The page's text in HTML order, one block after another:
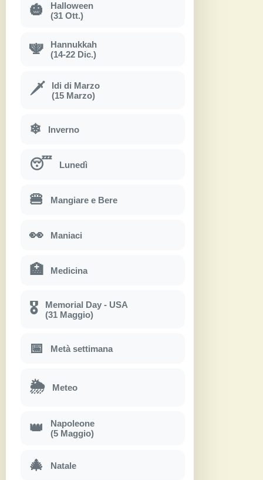
🎃
Halloween
(31 Ott.)
🕎
Hannukkah
(14-22 Dic.)
🗡
Idi di Marzo
(15 Marzo)
❄ Inverno
😴 Lunedì
🍔 Mangiare e Bere
👀 Maniaci
🏥 Medicina
🎖
Memorial Day - USA
(31 Maggio)
📅 Metà settimana
🌦 Meteo
👑
Napoleone
(5 Maggio)
🎄 Natale